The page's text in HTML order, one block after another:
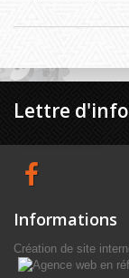
Lettre
Informations
Création de site